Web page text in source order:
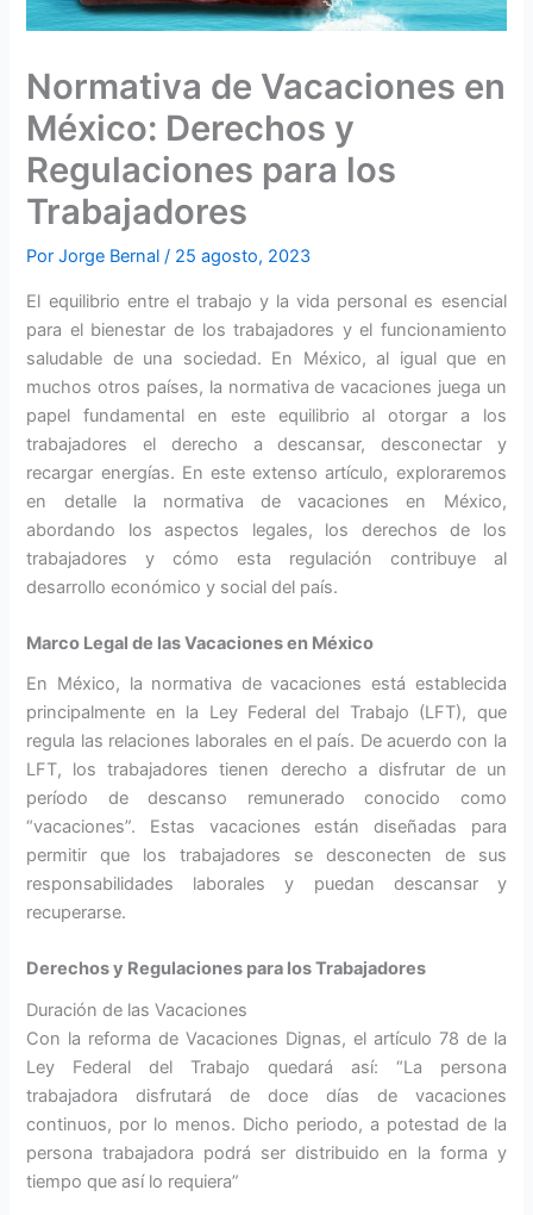
Normativa de Vacaciones en
México: Derechos y
Regulaciones para los
Trabajadores
PorJorge Bernal/ 25 agosto, 2023
El equilibrio entre el trabajo y la vida personal es esencial
para el bienestar de los trabajadores y el funcionamiento
saludable de una sociedad. En México, al igual que en
muchos otros países, la normativa de vacaciones juega un
papel fundamental en este equilibrio al otorgar a los
trabajadores el derecho a descansar, desconectar y
recargar energías. En este extenso artículo, exploraremos
en detalle la normativa de vacaciones en México,
abordando los aspectos legales, los derechos de los
trabajadores y cómo esta regulación contribuye al
desarrollo económico y social del país.
Marco Legal de las Vacaciones en México
En México, la normativa de vacaciones está establecida
principalmente en la Ley Federal del Trabajo (LFT), que
regula las relaciones laborales en el país. De acuerdo con la
LFT, los trabajadores tienen derecho a disfrutar de un
período de descanso remunerado conocido como
“vacaciones”. Estas vacaciones están diseñadas para
permitir que los trabajadores se desconecten de sus
responsabilidades laborales y puedan descansar y
recuperarse.
Derechos y Regulaciones para los Trabajadores
Duración de las Vacaciones
Con la reforma de Vacaciones Dignas, el artículo 78 de la
Ley Federal del Trabajo quedará así: “La persona
trabajadora disfrutará de doce días de vacaciones
continuos, por lo menos. Dicho periodo, a potestad de la
persona trabajadora podrá ser distribuido en la forma y
tiempo que así lo requiera”